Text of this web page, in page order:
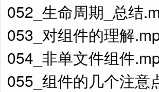
052_生命周期_总结
053_对组件的理解
054_非单文件组件
055_组件的几个注意